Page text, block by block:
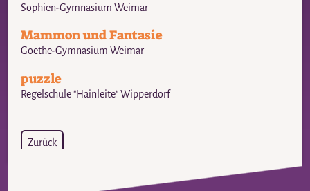
Sophien-Gymnasium Weimar
Mammon und Fantasie
Goethe-Gymnasium Weimar
puzzle
Regelschule "Hainleite" Wipperdorf
Zurück